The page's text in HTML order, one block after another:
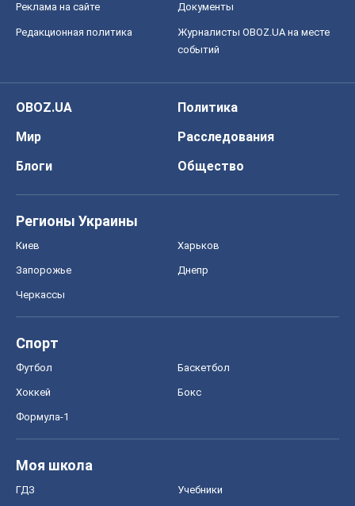
Реклама на сайте Документы
Редакционная политика
Журналисты OBOZ.UA на месте
событий
OBOZ.UA
Политика
Мир
Расследования
Блоги
Общество
Регионы Украины
Киев Харьков
Запорожье Днепр
Черкассы
Спорт
Футбол Баскетбол
Хоккей Бокс
Формула-1
Моя школа
ГДЗ Учебники